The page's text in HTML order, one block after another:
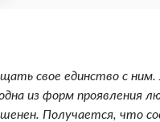
свое единство с
из форм
Получается, что